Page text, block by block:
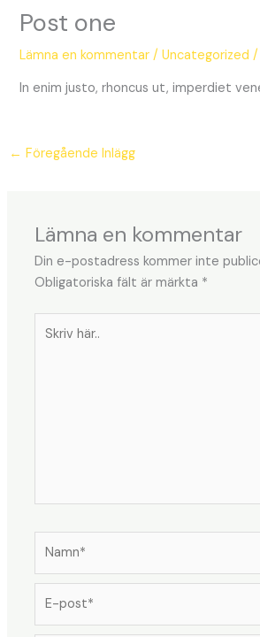
Post one
Lämna en kommentar /Uncategorized
In enim justo, rhoncus ut, imperdiet
← Föregående Inlägg
Lämna en kommentar
Din e-postadress kommer inte
Obligatoriska fält är märkta *
här..
post*